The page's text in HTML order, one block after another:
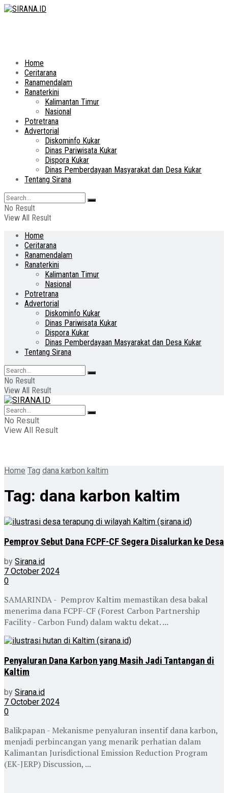
Home
Ceritarana
Ranamendalam
Ranaterkini
Kalimantan Timur
Nasional
Potretrana
Advertorial
Diskominfo Kukar
Dinas Pariwisata Kukar
Dispora Kukar
Dinas Pemberdayaan Masyarakat dan Desa Kukar
Tentang Sirana
No Result
View All Result
Home
Ceritarana
Ranamendalam
Ranaterkini
Kalimantan Timur
Nasional
Potretrana
Advertorial
Diskominfo Kukar
Dinas Pariwisata Kukar
Dispora Kukar
Dinas Pemberdayaan Masyarakat dan Desa Kukar
Tentang Sirana
No Result
View All Result
No Result
View All Result
Home Tag dana karbon kaltim
Tag: dana karbon kaltim
Pemprov Sebut Dana FCPF-CF Segera Disalurkan ke Desa
by Sirana.id
7 October 2024
0
SAMARINDA - Pemprov Kaltim memastikan desa bakal
menerima dana FCPF-CF (Forest Carbon Partnership
Facility - Carbon Fund) dalam waktu dekat. ...
Penyaluran Dana Karbon yang Masih Jadi Tantangan di
Kaltim
by Sirana.id
7 October 2024
0
Balikpapan - Mekanisme penyaluran insentif dana karbon,
menjadi perbincangan yang menarik perhatian dalam
Kalimantan Jurisdictional Emission Reduction Program
(EK-JERP) Discussion, ...